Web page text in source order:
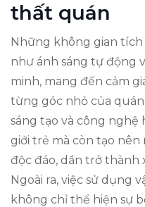
thất quán
Những không gian
như ánh sáng tự động
minh, mang đến cảm
từng góc nhỏ của
sáng tạo và công
giới trẻ mà còn tạo
độc đáo, dần trở thành
Ngoài ra, việc sử dụng
không chỉ thể hiện sự